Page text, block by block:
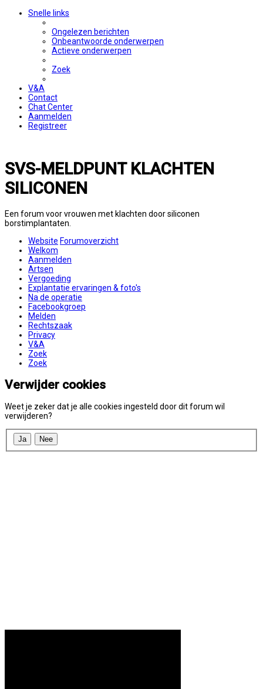
Snelle links
Ongelezen berichten
Onbeantwoorde onderwerpen
Actieve onderwerpen
Zoek
V&A
Contact
Chat Center
Aanmelden
Registreer
SVS-MELDPUNT KLACHTEN
SILICONEN
Een forum voor vrouwen met klachten door siliconen
borstimplantaten.
Website Forumoverzicht
Welkom
Aanmelden
Artsen
Vergoeding
Explantatie ervaringen & foto's
Na de operatie
Facebookgroep
Melden
Rechtszaak
Privacy
V&A
Zoek
Zoek
Verwijder cookies
Weet je zeker dat je alle cookies ingesteld door dit forum wil
verwijderen?